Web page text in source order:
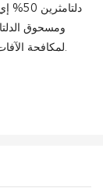
ومسحوق
لمكافحة الآفات. وفي بعض الأحيان يمكن خلطه بالتربة حسب الحاجة.